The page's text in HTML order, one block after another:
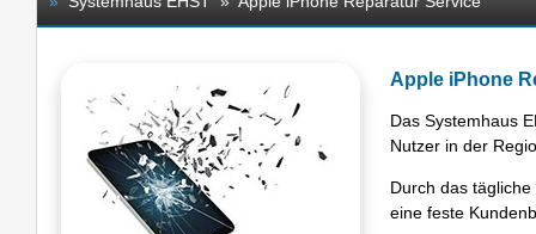
Apple iPhone
Das Systemhaus
Nutzer in der
Durch das
eine feste